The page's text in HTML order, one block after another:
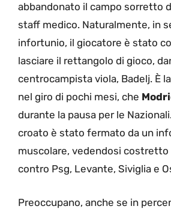
abbandonato il campo sorretto
staff medico. Naturalmente, in
infortunio, il giocatore è stato
lasciare il rettangolo di gioco,
centrocampista viola, Badelj. È
nel giro di pochi mesi, che
durante la pausa per le
croato è stato fermato da un
muscolare, vedendosi costretto
contro Psg, Levante, Siviglia e
Preoccupano, anche se in